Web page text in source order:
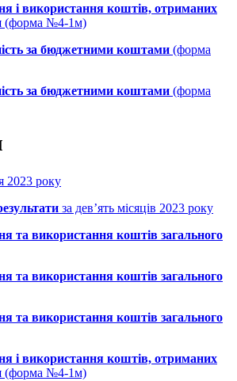
і використання коштів, отриманих
(форма №4-1м)
за бюджетними коштами (форма
за бюджетними коштами (форма
2023 року
за дев’ять місяців 2023 року
та використання коштів загального
та використання коштів загального
та використання коштів загального
і використання коштів, отриманих
(форма №4-1м)